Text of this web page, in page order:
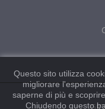
Questo sito utilizza
migliorare
saperne di più e
Chiudendo questo